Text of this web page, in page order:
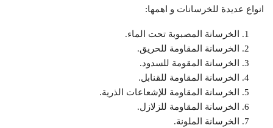
انواع عديدة للخرسانات و اهمها:
الخرسانة المصبوبة تحت الماء.
الخرسانة المقاومة للحريق.
الخرسانة المقومة للسدود.
الخرسانة المقاومة للقنابل.
الخرسانة المقاومة للإشعاعات الذرية.
الخرسانة المقاومة للزلازل.
الخرسانة الملونة.